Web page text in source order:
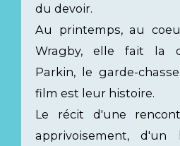
du devoir.
Au printemps, au
Wragby, elle fait la
Parkin, le garde-
film est leur histoire.
Le récit d'une
apprivoisement,